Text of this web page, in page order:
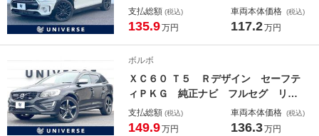
ークディスタンスコントロール 純正
ナビ アクティブクルコン コンフォ
ェントセーフティ ＥＴＣ
支払総額 (税込)
135.9万円
車両本体価格 (税込)
117.2万円
ボルボ
ＸＣ６０ Ｔ５ Ｒデザイン セーフテ
ィＰＫＧ 純正ナビ フルセグ リア
ビューカメラ パークアシスト 黒革
シート シートヒーター パワーシー
支払総額 (税込)
149.9万円
車両本体価格 (税込)
136.3万円